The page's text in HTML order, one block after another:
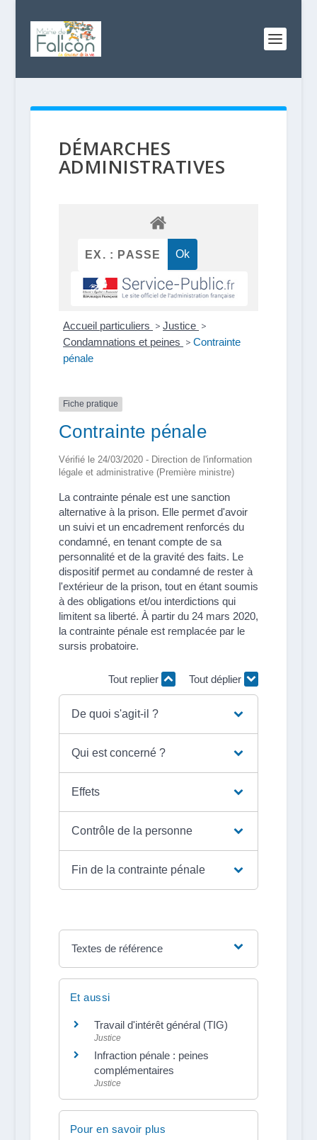
DÉMARCHES
ADMINISTRATIVES
Accueil particuliers > Justice >
Condamnations et peines > Contrainte
pénale
Fiche pratique
Contrainte pénale
Vérifié le 24/03/2020 - Direction de l'information
légale et administrative (Première ministre)
La contrainte pénale est une sanction
alternative à la prison. Elle permet d'avoir
un suivi et un encadrement renforcés du
condamné, en tenant compte de sa
personnalité et de la gravité des faits. Le
dispositif permet au condamné de rester à
l'extérieur de la prison, tout en étant soumis
à des obligations et/ou interdictions qui
limitent sa liberté. À partir du 24 mars 2020,
la contrainte pénale est remplacée par le
sursis probatoire.
Tout replier Tout déplier
De quoi s'agit-il ?
Qui est concerné ?
Effets
Contrôle de la personne
Fin de la contrainte pénale
Textes de référence
Et aussi
Travail d'intérêt général (TIG)
Justice
Infraction pénale : peines
complémentaires
Justice
Pour en savoir plus